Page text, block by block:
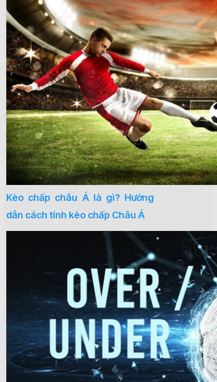
Kèo chấp châu Á là gì? Hướng
dẫn cách tính kèo chấp Châu Á